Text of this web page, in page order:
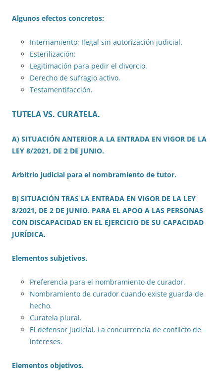
Algunos efectos concretos:
Internamiento: Ilegal sin autorización judicial.
Esterilización:
Legitimación para pedir el divorcio.
Derecho de sufragio activo.
Testamentifacción.
TUTELA VS. CURATELA.
A) SITUACIÓN ANTERIOR A LA ENTRADA EN VIGOR DE LA
LEY 8/2021, DE 2 DE JUNIO.
Arbitrio judicial para el nombramiento de tutor.
B) SITUACIÓN TRAS LA ENTRADA EN VIGOR DE LA LEY
8/2021, DE 2 DE JUNIO. PARA EL APOO A LAS PERSONAS
CON DISCAPACIDAD EN EL EJERCICIO DE SU CAPACIDAD
JURÍDICA.
Elementos subjetivos.
Preferencia para el nombramiento de curador.
Nombramiento de curador cuando existe guarda de
hecho.
Curatela plural.
El defensor judicial. La concurrencia de conflicto de
intereses.
Elementos objetivos.